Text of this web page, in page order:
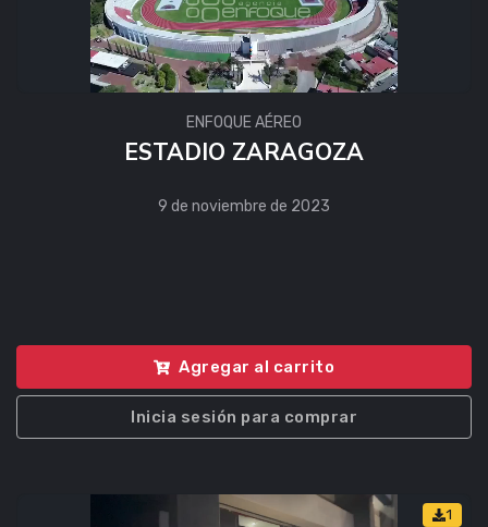
ENFOQUE AÉREO
ESTADIO ZARAGOZA
9 de noviembre de 2023
Agregar al carrito
Inicia sesión para comprar
1